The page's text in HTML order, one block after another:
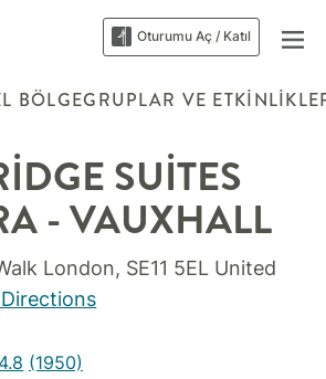
Oturumu Aç / Katıl
BÖLGEGRUPLAR VE
SUITES
- VAUXHALL
London, SE11 5EL United
4.8 (1950)